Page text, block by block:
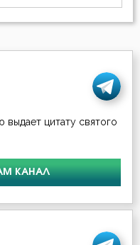
цитату святого
КАНАЛ